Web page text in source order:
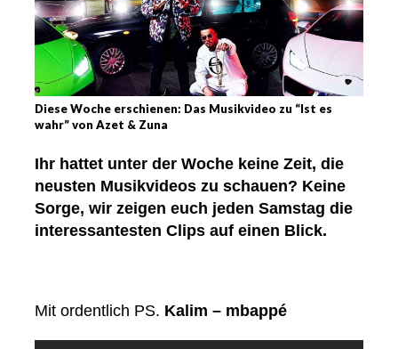
Diese Woche erschienen: Das Musikvideo zu “Ist es
wahr” von Azet & Zuna
Ihr hattet unter der Woche keine Zeit, die
neusten Musikvideos zu schauen? Keine
Sorge, wir zeigen euch jeden Samstag die
interessantesten Clips auf einen Blick.
Mit ordentlich PS. Kalim – mbappé